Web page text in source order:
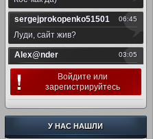
Войдите или
зарегистрируйтесь
У НАС НАШЛИ